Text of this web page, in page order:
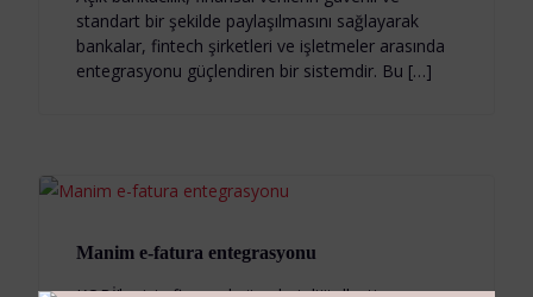
standart bir şekilde paylaşılmasını sağlayarak
bankalar, fintech şirketleri ve işletmeler arasında
entegrasyonu güçlendiren bir sistemdir. Bu […]
Manim e-fatura entegrasyonu